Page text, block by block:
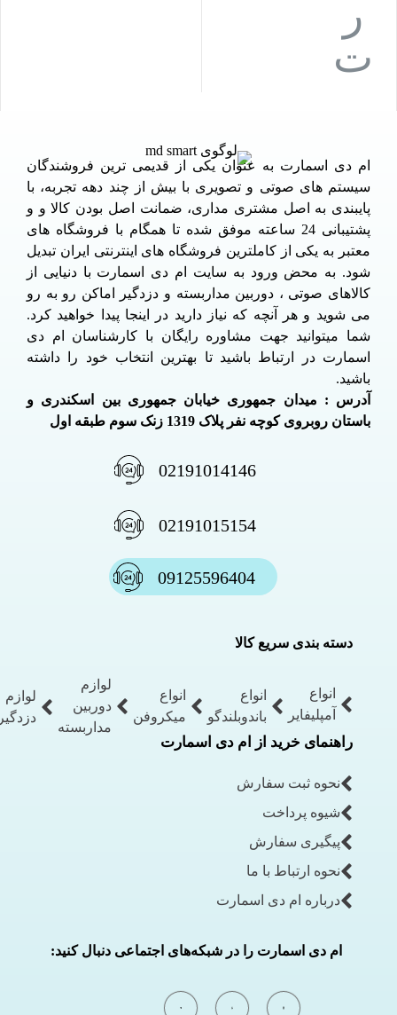
ام دی اسمارت به عنوان یکی از قدیمی ترین فروشندگان
سیستم های صوتی و تصویری با بیش از چند دهه تجربه، با
پایبندی به اصل مشتری مداری، ضمانت اصل بودن کالا و و
پشتیبانی 24 ساعته موفق شده تا همگام با فروشگاه های
معتبر به یکی از کاملترین فروشگاه های اینترنتی ایران تبدیل
شود. به محض ورود به سایت ام دی اسمارت با دنیایی از
کالاهای صوتی ، دوربین مداربسته و دزدگیر اماکن رو به رو
می شوید و هر آنچه که نیاز دارید در اینجا پیدا خواهید کرد.
شما میتوانید جهت مشاوره رایگان با کارشناسان ام دی
اسمارت در ارتباط باشید تا بهترین انتخاب خود را داشته
باشید.
آدرس : میدان جمهوری خیابان جمهوری بین اسکندری و
باستان روبروی کوچه نفر پلاک 1319 زنک سوم طبقه اول
02191014146
02191015154
09125596404
دسته بندی سریع کالا
انواع
آمپلیفایر
انواع
باندوبلندگو
انواع
میکروفن
لوازم
دوربین
مداربسته
لوازم
دزدگیر
راهنمای خرید از ام دی اسمارت
نحوه ثبت سفارش
شیوه پرداخت
پیگیری سفارش
نحوه ارتباط با ما
درباره ام دی اسمارت
ام دی اسمارت را در شبکه‌های اجتماعی دنبال کنید: